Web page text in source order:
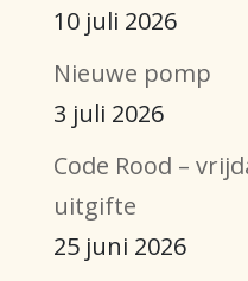
10 juli 2026
Nieuwe pomp
3 juli 2026
Code Rood –
uitgifte
25 juni 2026